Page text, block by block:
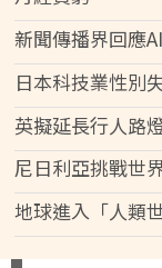
新聞傳播界回應
日本科技業性別
英擬延長行人路
尼日利亞挑戰世
地球進入「人類世